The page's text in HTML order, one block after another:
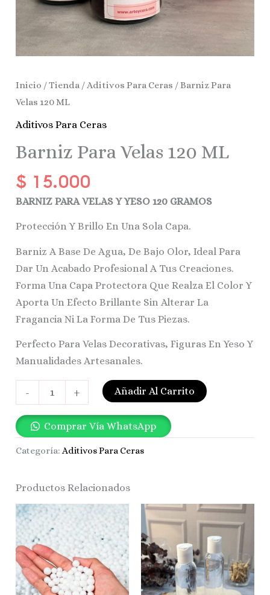
Inicio /Tienda /Aditivos Para Ceras / Barniz Para
Velas 120 ML
Aditivos Para Ceras
Barniz Para Velas 120 ML
$ 15.000
BARNIZ PARA VELAS Y YESO 120 GRAMOS
Protección Y Brillo En Una Sola Capa.
Barniz A Base De Agua, De Bajo Olor, Ideal Para
Dar Un Acabado Profesional A Tus Creaciones.
Forma Una Capa Protectora Que Realza El Color Y
Aporta Un Efecto Brillante Sin Alterar La
Fragancia Ni La Forma De Tus Piezas.
Perfecto Para Velas Decorativas, Figuras En Yeso Y
Manualidades Artesanales.
- + Añadir Al Carrito
Comprar Vía WhatsApp
Categoría:Aditivos Para Ceras
Productos Relacionados